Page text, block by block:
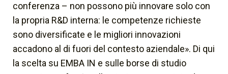
conferenza – non possono più innovare solo con
la propria R&D interna: le competenze richieste
sono diversificate e le migliori innovazioni
accadono al di fuori del contesto aziendale». Di qui
la scelta su EMBA IN e sulle borse di studio